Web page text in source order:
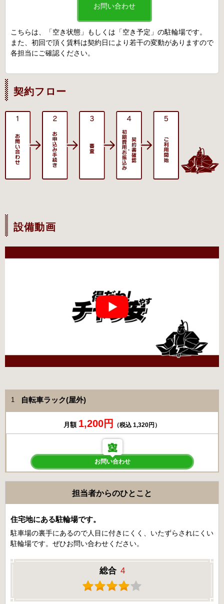
お問い合わせ
こちらは、「空き状態」もしくは「空き予定」の駐輪場です。
また、初回で頂く賃料は契約日により若干の変動がありますので
各担当にご確認ください。
契約フロー
設備動画
1 自転車ラック(屋外)
月額 1,200円 （税込 1,320円）
お問い合わせ
担当者からのひとこと
住宅地にある駐輪場です。
駐車場の裏手にあるので人目に付きにくく、いたずらされにくい
駐輪場です。ぜひお問い合わせください。
総合 4